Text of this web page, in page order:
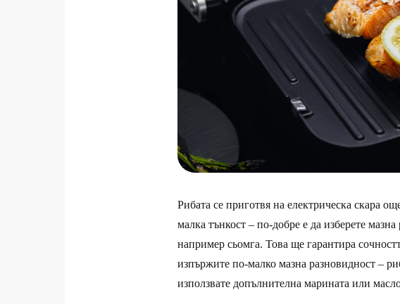
Рибата се приготвя на електрическа скара
малка тънкост – по-добре е да изберете
например сьомга. Това ще гарантира
изпържите по-малко мазна разновидност –
използвате допълнителна марината или